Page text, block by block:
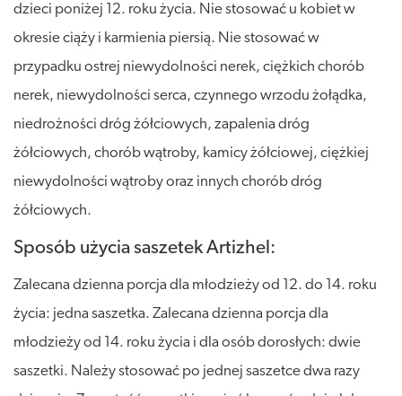
dzieci poniżej 12. roku życia. Nie stosować u kobiet w
okresie ciąży i karmienia piersią. Nie stosować w
przypadku ostrej niewydolności nerek, ciężkich chorób
nerek, niewydolności serca, czynnego wrzodu żołądka,
niedrożności dróg żółciowych, zapalenia dróg
żółciowych, chorób wątroby, kamicy żółciowej, ciężkiej
niewydolności wątroby oraz innych chorób dróg
żółciowych.
Sposób użycia saszetek Artizhel:
Zalecana dzienna porcja dla młodzieży od 12. do 14. roku
życia: jedna saszetka. Zalecana dzienna porcja dla
młodzieży od 14. roku życia i dla osób dorosłych: dwie
saszetki. Należy stosować po jednej saszetce dwa razy